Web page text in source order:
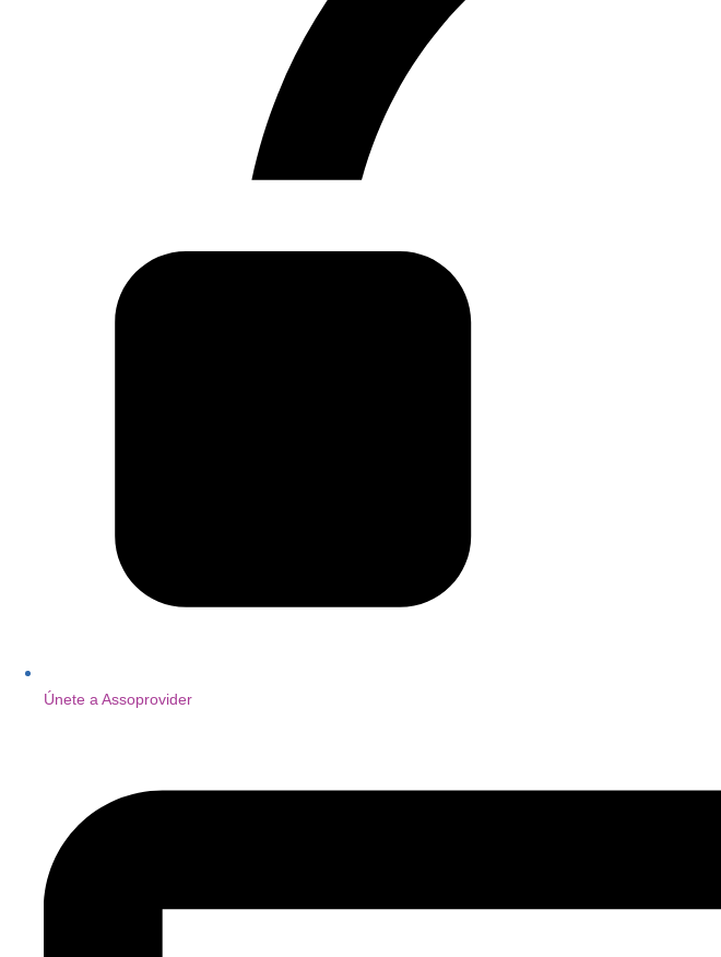
Únete a Assoprovider